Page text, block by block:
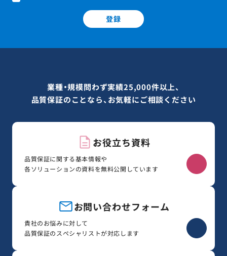
登録
業種・規模問わず実績25,000件以上、
品質保証のことなら、お気軽にご相談ください
お役立ち資料
品質保証に関する基本情報や
各ソリューションの資料を無料公開しています
お問い合わせフォーム
貴社のお悩みに対して
品質保証のスペシャリストが対応します